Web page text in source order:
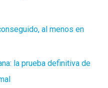
al menos en
la prueba definitiva de